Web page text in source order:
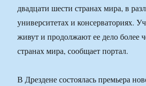
двадцати шести странах мира, в
университетах и консерваториях.
живут и продолжают ее дело более
странах мира, сообщает портал.
В Дрездене состоялась премьера